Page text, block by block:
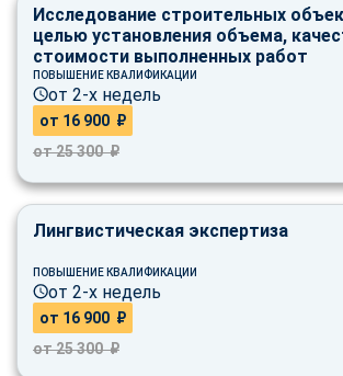
Исследование строительных
целью установления объема,
стоимости выполненных работ
ПОВЫШЕНИЕ КВАЛИФИКАЦИИ
от 2-х недель
от 16 900 ₽
от 25 300 ₽
Лингвистическая экспертиза
ПОВЫШЕНИЕ КВАЛИФИКАЦИИ
от 2-х недель
от 16 900 ₽
от 25 300 ₽